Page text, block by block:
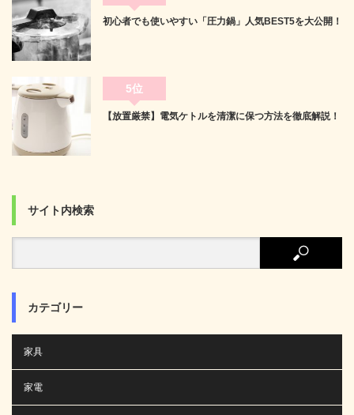
初心者でも使いやすい「圧力鍋」人気BEST5を大公開！
5位
【放置厳禁】電気ケトルを清潔に保つ方法を徹底解説！
サイト内検索
カテゴリー
家具
家電